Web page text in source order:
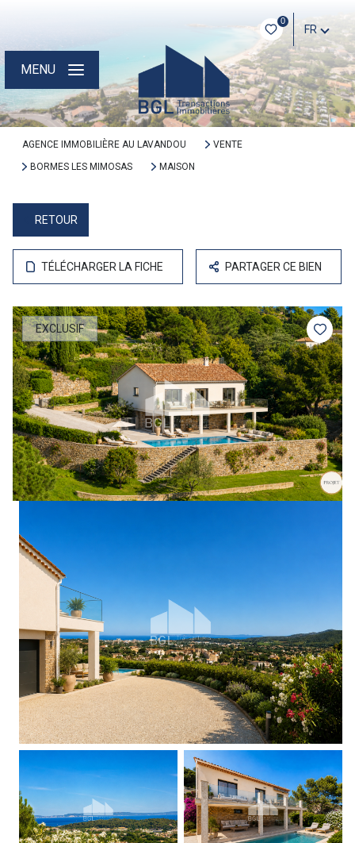
0
FR
MENU
AGENCE IMMOBILIÈRE AU LAVANDOU
VENTE
BORMES LES MIMOSAS
MAISON
RETOUR
TÉLÉCHARGER LA FICHE PARTAGER CE BIEN
EXCLUSIF